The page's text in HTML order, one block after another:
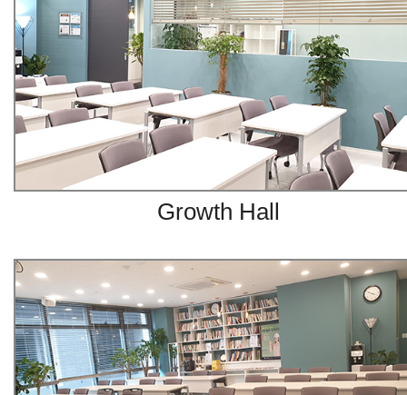
Growth Hall